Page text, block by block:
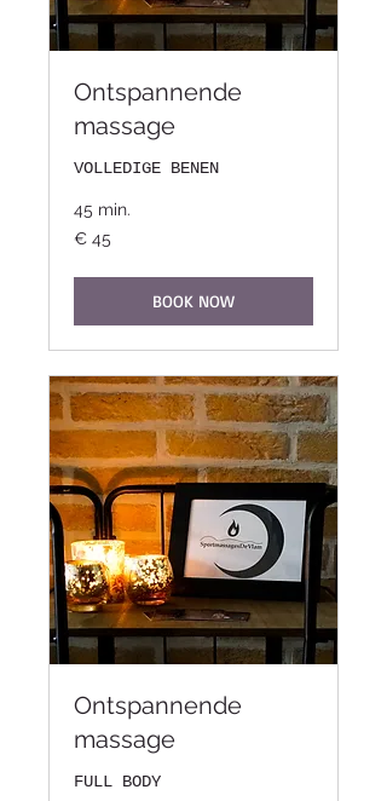
Ontspannende
massage
VOLLEDIGE BENEN
45 min.
45
euro
€ 45
BOOK NOW
Ontspannende
massage
FULL BODY